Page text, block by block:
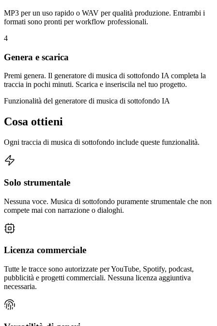
MP3 per un uso rapido o WAV per qualità produzione. Entrambi i
formati sono pronti per workflow professionali.
4
Genera e scarica
Premi genera. Il generatore di musica di sottofondo IA completa la
traccia in pochi minuti. Scarica e inseriscila nel tuo progetto.
Funzionalità del generatore di musica di sottofondo IA
Cosa ottieni
Ogni traccia di musica di sottofondo include queste funzionalità.
Solo strumentale
Nessuna voce. Musica di sottofondo puramente strumentale che non
compete mai con narrazione o dialoghi.
Licenza commerciale
Tutte le tracce sono autorizzate per YouTube, Spotify, podcast,
pubblicità e progetti commerciali. Nessuna licenza aggiuntiva
necessaria.